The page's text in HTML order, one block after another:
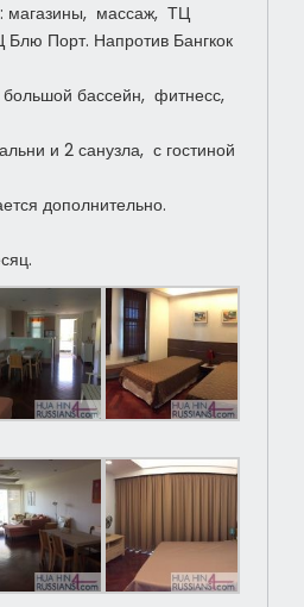
магазины, массаж, ТЦ
Порт. Напротив Бангкок
бассейн, фитнесс,
и 2 санузла, с гостиной
дополнительно.